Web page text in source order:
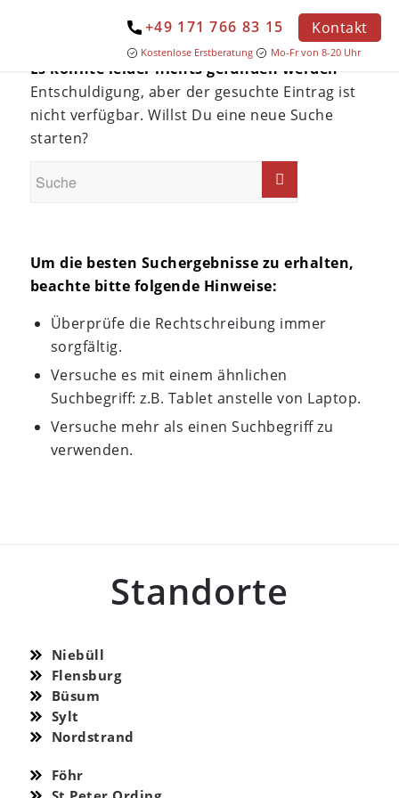
+49 171 766 83 15 Kontakt
Kostenlose Erstberatung Mo-Fr von 8-20 Uhr
Es konnte leider nichts gefunden werden
Entschuldigung, aber der gesuchte Eintrag ist
nicht verfügbar. Willst Du eine neue Suche
starten?
Um die besten Suchergebnisse zu erhalten,
beachte bitte folgende Hinweise:
Überprüfe die Rechtschreibung immer
sorgfältig.
Versuche es mit einem ähnlichen
Suchbegriff: z.B. Tablet anstelle von Laptop.
Versuche mehr als einen Suchbegriff zu
verwenden.
Standorte
Niebüll
Flensburg
Büsum
Sylt
Nordstrand
Föhr